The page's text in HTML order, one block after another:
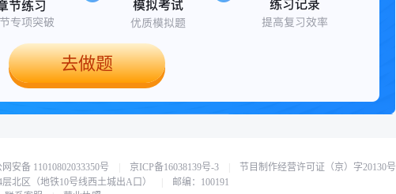
去做题
安备 11010802033350号 京ICP备16038139号-3
节目制作经营许可证（京）字20130号
北区（地铁10号线西土城出A口）
邮编：100191